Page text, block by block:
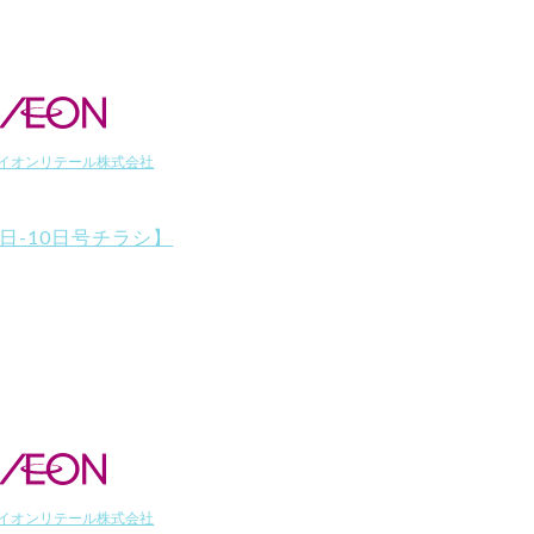
オンリテール株式会社
-10日号チラシ】
オンリテール株式会社